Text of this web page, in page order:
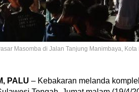
Masomba di Jalan Tanjung Manimbaya,
PALU – Kebakaran melanda